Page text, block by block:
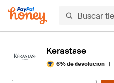
Kerastase
6% de devolución |